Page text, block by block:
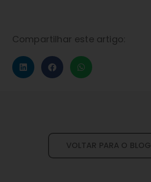
Compartilhar este artigo:
VOLTAR PARA O BLOG